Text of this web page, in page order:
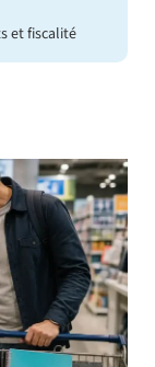
et fiscalité